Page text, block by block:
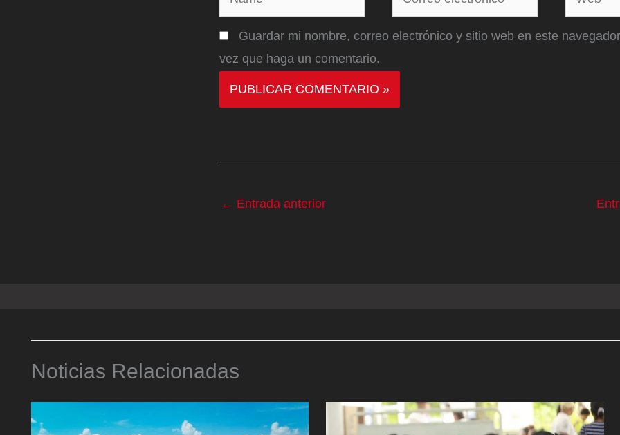
electrónico*
Guardar mi nombre, correo electrónico y sitio web en este
vez que haga un comentario.
← Entrada anterior
Noticias Relacionadas